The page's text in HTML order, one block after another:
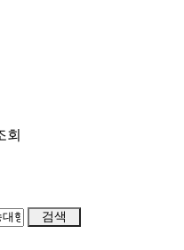
회
검색